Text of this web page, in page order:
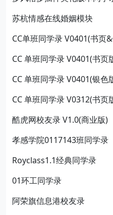
苏杭情感在线婚姻模块
CC单班同学录 V0401(书页
CC 单班同学录 V0401(书页
CC 单班同学录 V0401(银色
CC 单班同学录 V0312(书页
酷虎网校友录 V1.0(商业版)
孝感学院0117143班同学录
Royclass1.1经典同学录
01环工同学录
阿荣旗信息港校友录